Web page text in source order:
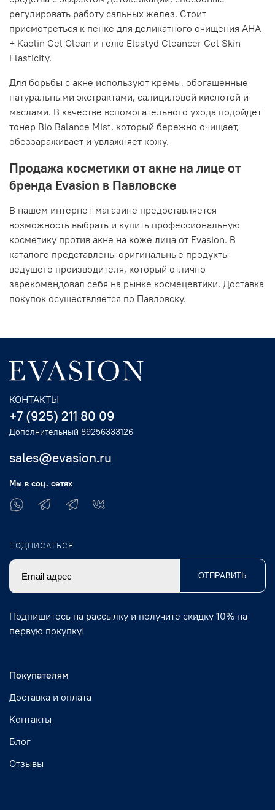
регулировать работу сальных желез. Стоит
присмотреться к пенке для деликатного очищения AHA
+ Kaolin Gel Clean и гелю Elastyd Cleancer Gel Skin
Elasticity.
Для борьбы с акне используют кремы, обогащенные
натуральными экстрактами, салициловой кислотой и
маслами. В качестве вспомогательного ухода подойдет
тонер Bio Balance Mist, который бережно очищает,
обеззараживает и увлажняет кожу.
Продажа косметики от акне на лице от
бренда Evasion в Павловске
В нашем интернет-магазине предоставляется
возможность выбрать и купить профессиональную
косметику против акне на коже лица от Evasion. В
каталоге представлены оригинальные продукты
ведущего производителя, который отлично
зарекомендовал себя на рынке космецевтики. Доставка
покупок осуществляется по Павловску.
Покупателям
Доставка и оплата
Контакты
Блог
Отзывы
КОНТАКТЫ
+7 (925) 211 80 09
Дополнительный 89256333126
sales@evasion.ru
Мы в соц. сетях
ПОДПИСАТЬСЯ
ОТПРАВИТЬ
Подпишитесь на рассылку и получите скидку 10% на
первую покупку!